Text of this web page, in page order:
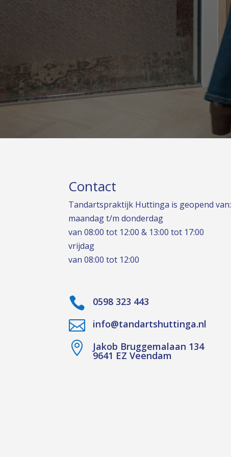
Contact
Tandartspraktijk Huttinga is geopend van:
maandag t/m donderdag
van 08:00 tot 12:00 & 13:00 tot 17:00
vrijdag
van 08:00 tot 12:00
 0598 323 443
 info@tandartshuttinga.nl
 Jakob Bruggemalaan 134
9641 EZ Veendam